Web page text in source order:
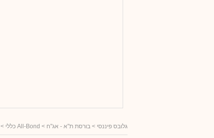
גלובס פיננסי > בורסת ת"א - אג"ח > All-Bond כללי >